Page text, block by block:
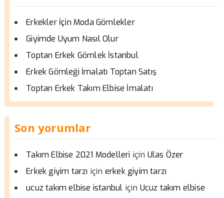
Erkekler İçin Moda Gömlekler
Giyimde Uyum Nasıl Olur
Toptan Erkek Gömlek İstanbul
Erkek Gömleği İmalatı Toptan Satış
Toptan Erkek Takım Elbise İmalatı
Son yorumlar
Takım Elbise 2021 Modelleri için Ulas Özer
Erkek giyim tarzı için erkek giyim tarzı
ucuz takım elbise istanbul için Ucuz takım elbise